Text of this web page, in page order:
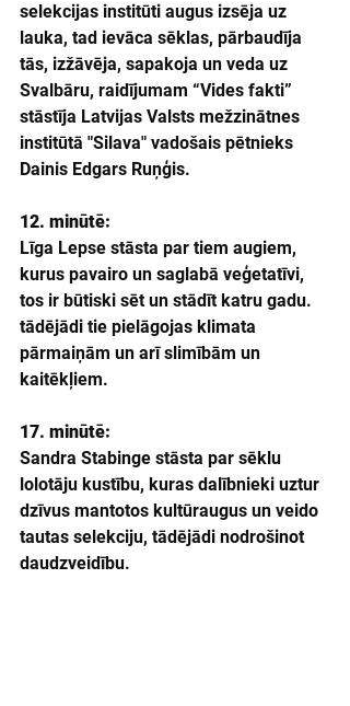
selekcijas institūti augus izsēja uz
lauka, tad ievāca sēklas, pārbaudīja
tās, izžāvēja, sapakoja un veda uz
Svalbāru, raidījumam “Vides fakti”
stāstīja Latvijas Valsts mežzinātnes
institūtā "Silava" vadošais pētnieks
Dainis Edgars Ruņģis.
12. minūtē:
Līga Lepse stāsta par tiem augiem,
kurus pavairo un saglabā veģetatīvi,
tos ir būtiski sēt un stādīt katru gadu.
tādējādi tie pielāgojas klimata
pārmaiņām un arī slimībām un
kaitēkļiem.
17. minūtē:
Sandra Stabinge stāsta par sēklu
lolotāju kustību, kuras dalībnieki uztur
dzīvus mantotos kultūraugus un veido
tautas selekciju, tādējādi nodrošinot
daudzveidību.